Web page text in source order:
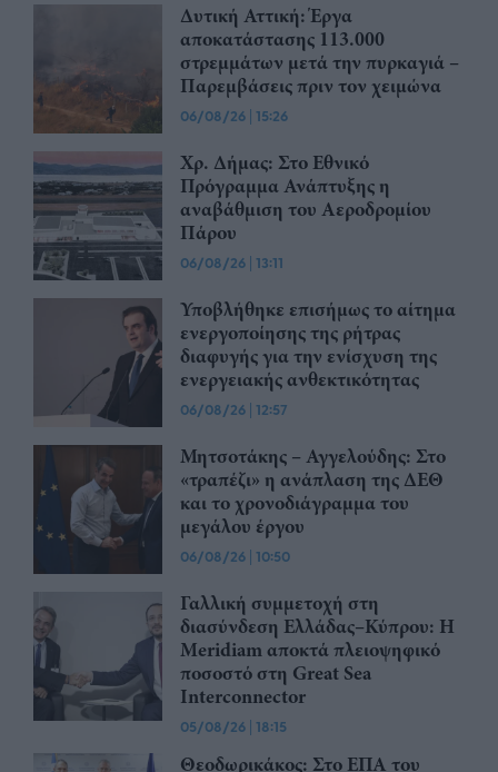
Δυτική Αττική: Έργα
αποκατάστασης 113.000
στρεμμάτων μετά την πυρκαγιά –
Παρεμβάσεις πριν τον χειμώνα
06/08/26 | 15:26
Χρ. Δήμας: Στο Εθνικό
Πρόγραμμα Ανάπτυξης η
αναβάθμιση του Αεροδρομίου
Πάρου
06/08/26 | 13:11
Υποβλήθηκε επισήμως το αίτημα
ενεργοποίησης της ρήτρας
διαφυγής για την ενίσχυση της
ενεργειακής ανθεκτικότητας
06/08/26 | 12:57
Μητσοτάκης – Αγγελούδης: Στο
«τραπέζι» η ανάπλαση της ΔΕΘ
και το χρονοδιάγραμμα του
μεγάλου έργου
06/08/26 | 10:50
Γαλλική συμμετοχή στη
διασύνδεση Ελλάδας–Κύπρου: Η
Meridiam αποκτά πλειοψηφικό
ποσοστό στη Great Sea
Interconnector
05/08/26 | 18:15
Θεοδωρικάκος: Στο ΕΠΑ του